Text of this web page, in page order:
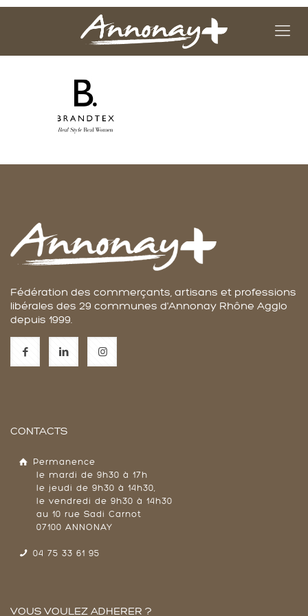
Fédération des commerçants, artisans et professions
libérales des 29 communes d'Annonay Rhône Agglo
depuis 1999.
CONTACTS
Permanence
le mardi de 9h30 à 17h
le jeudi de 9h30 à 14h30,
le vendredi de 9h30 à 14h30
au 10 rue Sadi Carnot
07100 ANNONAY
04 75 33 61 95
VOUS VOULEZ ADHERER ?